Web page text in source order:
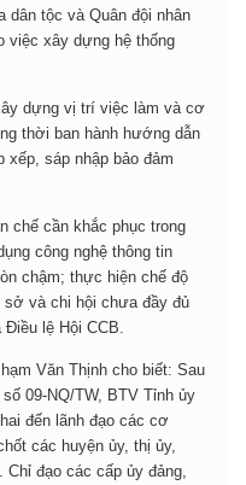
dân tộc và Quân đội nhân
việc xây dựng hệ thống
dựng vị trí việc làm và cơ
thời ban hành hướng dẫn
sáp nhập bảo đảm
chế cần khắc phục trong
công nghệ thông tin
chậm; thực hiện chế độ
và chi hội chưa đầy đủ
lệ Hội CCB.
Văn Thịnh cho biết: Sau
09-NQ/TW, BTV Tỉnh ủy
đến lãnh đạo các cơ
các huyện ủy, thị ủy,
đạo các cấp ủy đảng,